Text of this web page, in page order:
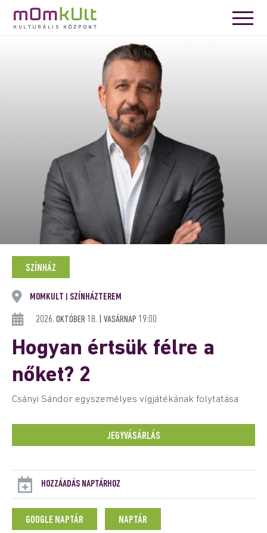
SZÍNHÁZ
MOMKULT SZÍNHÁZTEREM
2026. OKTÓBER 18. | VASÁRNAP 19:00
Hogyan értsük félre a
nőket? 2
Csányi Sándor egyszemélyes vígjátékának folytatása
JEGYVÁSÁRLÁS
HOZZÁADÁS NAPTÁRHOZ
GOOGLE NAPTÁR NAPTÁR